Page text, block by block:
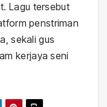
Lagu tersebut
penstriman
sekali gus
kerjaya seni